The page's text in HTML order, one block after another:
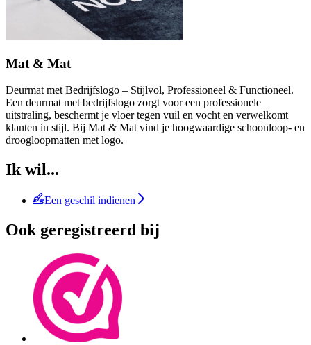
Mat & Mat
Deurmat met Bedrijfslogo – Stijlvol, Professioneel & Functioneel.
Een deurmat met bedrijfslogo zorgt voor een professionele
uitstraling, beschermt je vloer tegen vuil en vocht en verwelkomt
klanten in stijl. Bij Mat & Mat vind je hoogwaardige schoonloop- en
droogloopmatten met logo.
Ik wil...
Een geschil indienen
Ook geregistreerd bij